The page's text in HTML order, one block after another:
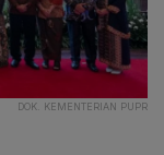
DOK. KEMENTERIAN PUPR